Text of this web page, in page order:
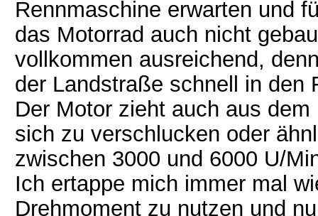
Rennmaschine erwarten und
das Motorrad auch nicht
vollkommen ausreichend,
der Landstraße schnell in den
Der Motor zieht auch aus
sich zu verschlucken oder
zwischen 3000 und 6000 U/
Ich ertappe mich immer mal
Drehmoment zu nutzen und